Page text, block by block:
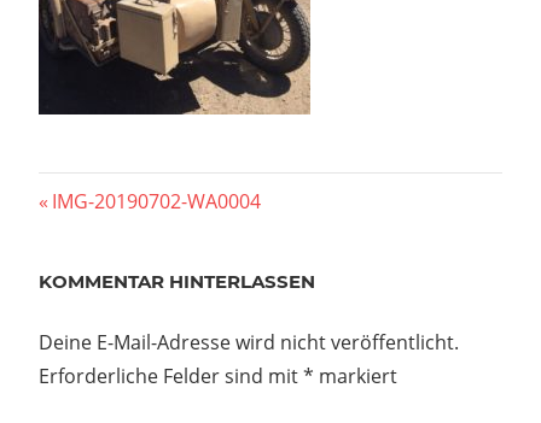
Beitragsnavigation
Vorheriger
IMG-20190702-WA0004
KOMMENTAR HINTERLASSEN
Deine E-Mail-Adresse wird nicht veröffentlicht.
Erforderliche Felder sind mit* markiert